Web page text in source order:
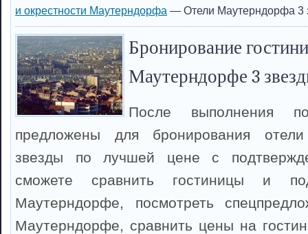
и окрестности Маутерндорфа — Отели Маутерндорфа 3
Бронирование
Маутерндорфе 3
После выполнения
предложены для бронирования
звезды по лучшей цене с
сможете сравнить гостиницы и
Маутерндорфе, посмотреть
Маутерндорфе, сравнить цены на